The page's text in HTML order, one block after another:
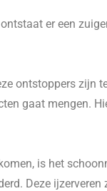
er een
ontstoppers zijn
gaat mengen.
is het
Deze